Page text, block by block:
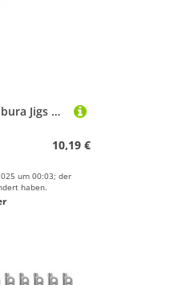
Fischereizubehör Kabura Jigs Künstlicher Jigging Köder Mit Haken Gummi Rock Gummi Schwanz Salzwasser Köder
10,19 €
um 00:03; der
haben.